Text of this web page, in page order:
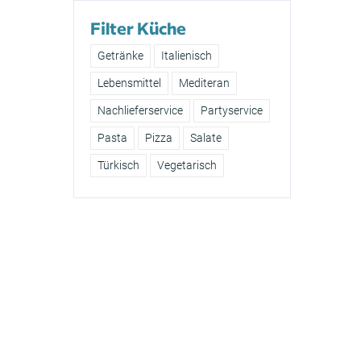
Filter Küche
Getränke Italienisch
Lebensmittel Mediteran
Nachlieferservice Partyservice
Pasta Pizza Salate
Türkisch Vegetarisch